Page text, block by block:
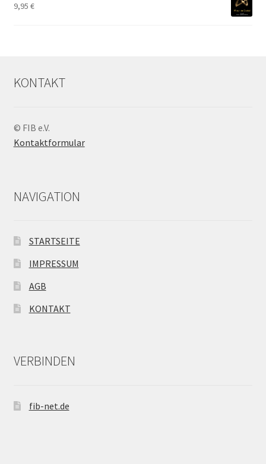
9,95 €
KONTAKT
© FIB e.V.
Kontaktformular
NAVIGATION
STARTSEITE
IMPRESSUM
AGB
KONTAKT
VERBINDEN
fib-net.de